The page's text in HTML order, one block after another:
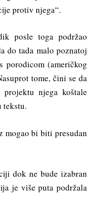
protiv njega“.
posle toga podržao
do tada malo poznatoj
porodicom (američkog
tome, čini se da
njega koštale
tekstu.
mogao bi biti presudan
dok ne bude izabran
je više puta podržala